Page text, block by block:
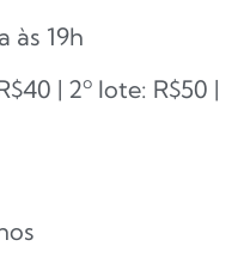
às 19h
| 2º lote: R$50 |